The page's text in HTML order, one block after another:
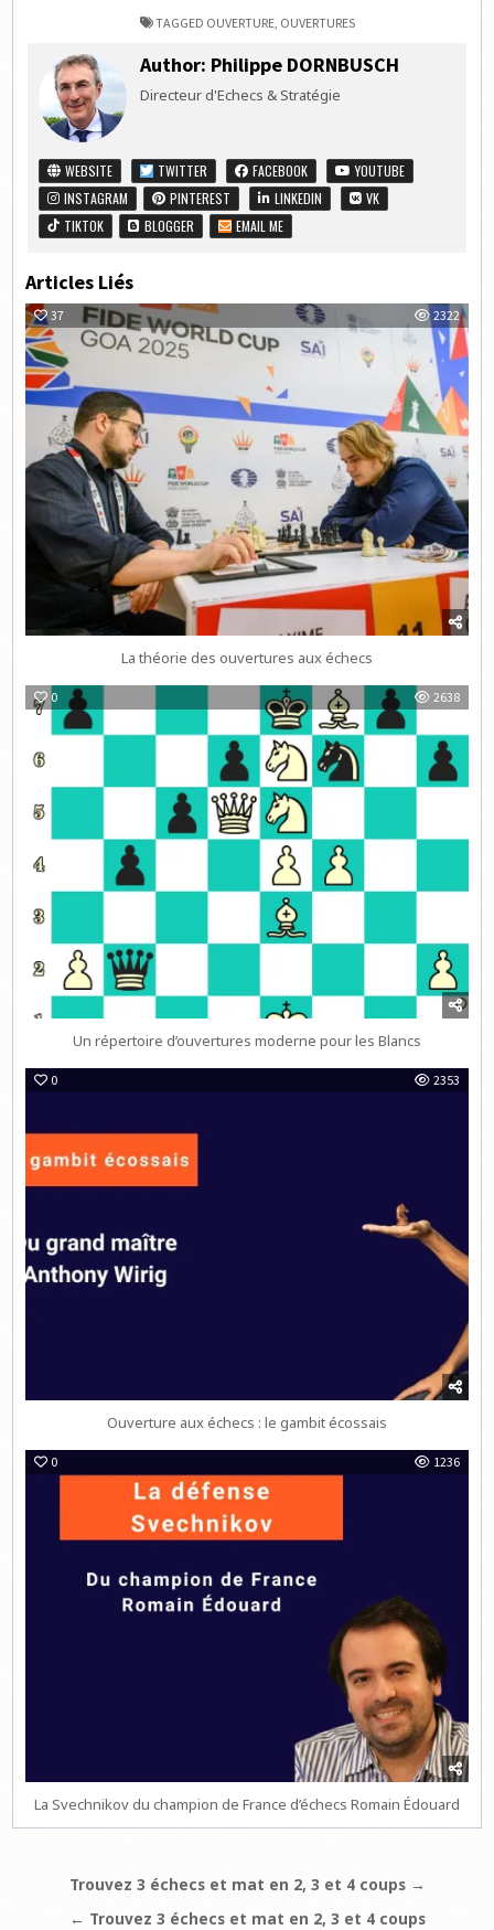
TAGGED OUVERTURE, OUVERTURES
Author: Philippe DORNBUSCH
Directeur d'Echecs & Stratégie
WEBSITE TWITTER FACEBOOK
YOUTUBE
INSTAGRAM
PINTEREST LINKEDIN
VK
TIKTOK
BLOGGER EMAIL ME
Articles Liés
37 2322
La théorie des ouvertures aux échecs
0 2638
Un répertoire d’ouvertures moderne pour les Blancs
0 2353
Ouverture aux échecs : le gambit écossais
0 1236
La Svechnikov du champion de France d’échecs Romain Édouard
Navigation
Trouvez 3 échecs et mat en 2, 3 et 4 coups →
← Trouvez 3 échecs et mat en 2, 3 et 4 coups